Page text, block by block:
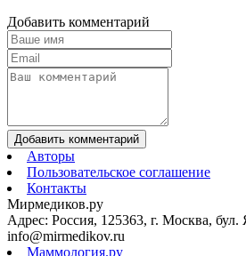
Добавить комментарий
Добавить комментарий
Авторы
Пользовательское соглашение
Контакты
Мирмедиков.ру
Адрес: Россия, 125363, г. Москва, бул.
info@mirmedikov.ru
Маммология.ру